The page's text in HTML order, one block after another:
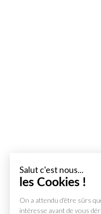
Salut c'est nous...
les Cookies !
On a attendu d'être sûrs
contenu de ce site vous